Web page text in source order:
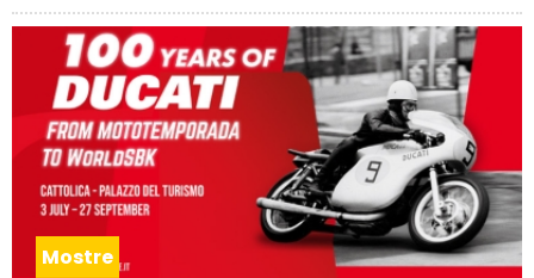
Mostre